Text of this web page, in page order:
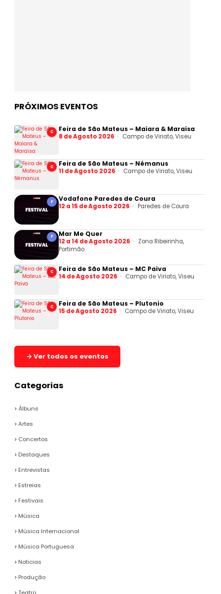
PRÓXIMOS EVENTOS
C Feira de São Mateus – Maiara & Maraisa
8 de Agosto 2026 Campo de Viriato, Viseu
C Feira de São Mateus – Némanus
11 de Agosto 2026 Campo de Viriato, Viseu
F Vodafone Paredes de Coura
12 a 15 de Agosto 2026 Paredes de Coura
F Mar Me Quer
12 a 14 de Agosto 2026
Zona Ribeirinha,
Portimão
C Feira de São Mateus – MC Paiva
14 de Agosto 2026 Campo de Viriato, Viseu
C Feira de São Mateus – Plutonio
15 de Agosto 2026 Campo de Viriato, Viseu
→ Ver todos os eventos
Categorias
Álbuns
Artes
Concertos
Destaques
Entrevistas
Estreias
Festivais
Música
Música Internacional
Música Portuguesa
Noticias
Produção